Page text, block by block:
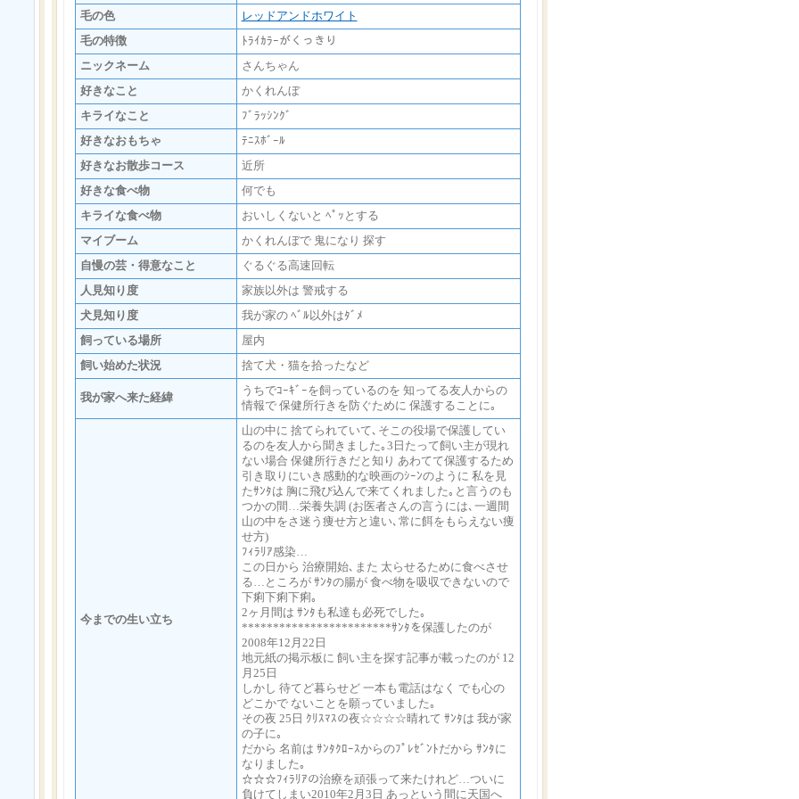
毛の色
レッドアンドホワイト
毛の特徴
ﾄﾗｲｶﾗｰがくっきり
ニックネーム
さんちゃん
好きなこと
かくれんぼ
キライなこと
ﾌﾞﾗｯｼﾝｸﾞ
好きなおもちゃ
ﾃﾆｽﾎﾞｰﾙ
好きなお散歩コース
近所
好きな食べ物
何でも
キライな食べ物
おいしくないと ﾍﾟｯとする
マイブーム
かくれんぼで 鬼になり 探す
自慢の芸・得意なこと
ぐるぐる高速回転
人見知り度
家族以外は 警戒する
犬見知り度
我が家の ﾍﾞﾙ以外はﾀﾞﾒ
飼っている場所
屋内
飼い始めた状況
捨て犬・猫を拾ったなど
我が家へ来た経緯
うちでｺｰｷﾞｰを飼っているのを 知ってる友人からの
情報で 保健所行きを防ぐために 保護することに｡
今までの生い立ち
山の中に 捨てられていて､そこの役場で保護してい
るのを友人から聞きました｡3日たって飼い主が現れ
ない場合 保健所行きだと知り あわてて保護するため
引き取りにいき感動的な映画のｼｰﾝのように 私を見
たｻﾝﾀは 胸に飛び込んで来てくれました｡と言うのも
つかの間…栄養失調 (お医者さんの言うには､一週間
山の中をさ迷う痩せ方と違い､常に餌をもらえない痩
せ方)
ﾌｨﾗﾘｱ感染…
この日から 治療開始､また 太らせるために食べさせ
る…ところが ｻﾝﾀの腸が 食べ物を吸収できないので
下痢下痢下痢｡
2ヶ月間は ｻﾝﾀも私達も必死でした｡
************************ｻﾝﾀを保護したのが
2008年12月22日
地元紙の掲示板に 飼い主を探す記事が載ったのが 12
月25日
しかし 待てど暮らせど 一本も電話はなく でも心の
どこかで ないことを願っていました｡
その夜 25日 ｸﾘｽﾏｽの夜☆☆☆☆晴れて ｻﾝﾀは 我が家
の子に｡
だから 名前は ｻﾝﾀｸﾛｰｽからのﾌﾟﾚｾﾞﾝﾄだから ｻﾝﾀに
なりました｡
☆☆☆ﾌｨﾗﾘｱの治療を頑張って来たけれど…ついに
負けてしまい2010年2月3日 あっという間に天国へ